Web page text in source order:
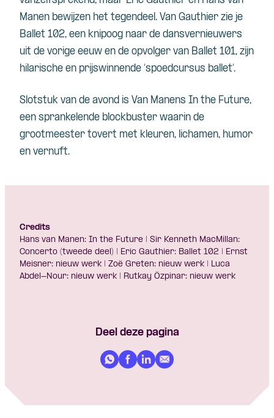
Manen bewijzen het tegendeel. Van Gauthier zie je
Ballet 102, een knipoog naar de dansvernieuwers
uit de vorige eeuw en de opvolger van Ballet 101, zijn
hilarische en prijswinnende ‘spoedcursus ballet’.
Slotstuk van de avond is Van Manens In the Future,
een sprankelende blockbuster waarin de
grootmeester tovert met kleuren, lichamen, humor
en vernuft.
Credits
Hans van Manen: In the Future | Sir Kenneth MacMillan:
Concerto (tweede deel) | Eric Gauthier: Ballet 102 | Ernst
Meisner: nieuw werk | Zoë Greten: nieuw werk | Luca
Abdel-Nour: nieuw werk | Rutkay Özpinar: nieuw werk
Deel deze pagina